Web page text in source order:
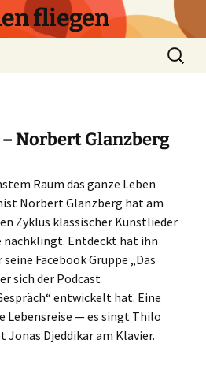
fliegen
Suchen
nach:
Norbert Glanzberg
Raum das ganze Leben
Norbert Glanzberg hat am
Zyklus klassischer Kunstlieder
nachklingt. Entdeckt hat ihn
Facebook Gruppe „Das
sich der Podcast
entwickelt hat. Eine
Lebensreise — es singt Thilo
Jonas Djeddikar am Klavier.